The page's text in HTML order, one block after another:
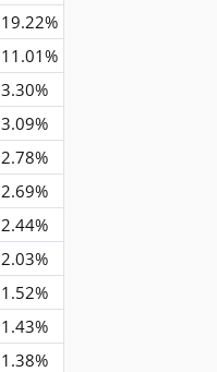
19.22%
11.01%
3.30%
3.09%
2.78%
2.69%
2.44%
2.03%
1.52%
1.43%
1.38%